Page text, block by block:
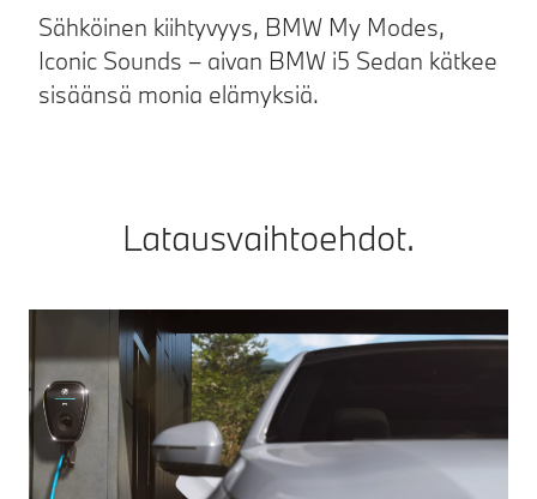
Sähköinen kiihtyvyys, BMW My Modes,
Iconic Sounds – aivan BMW i5 Sedan kätkee
sisäänsä monia elämyksiä.
Latausvaihtoehdot.